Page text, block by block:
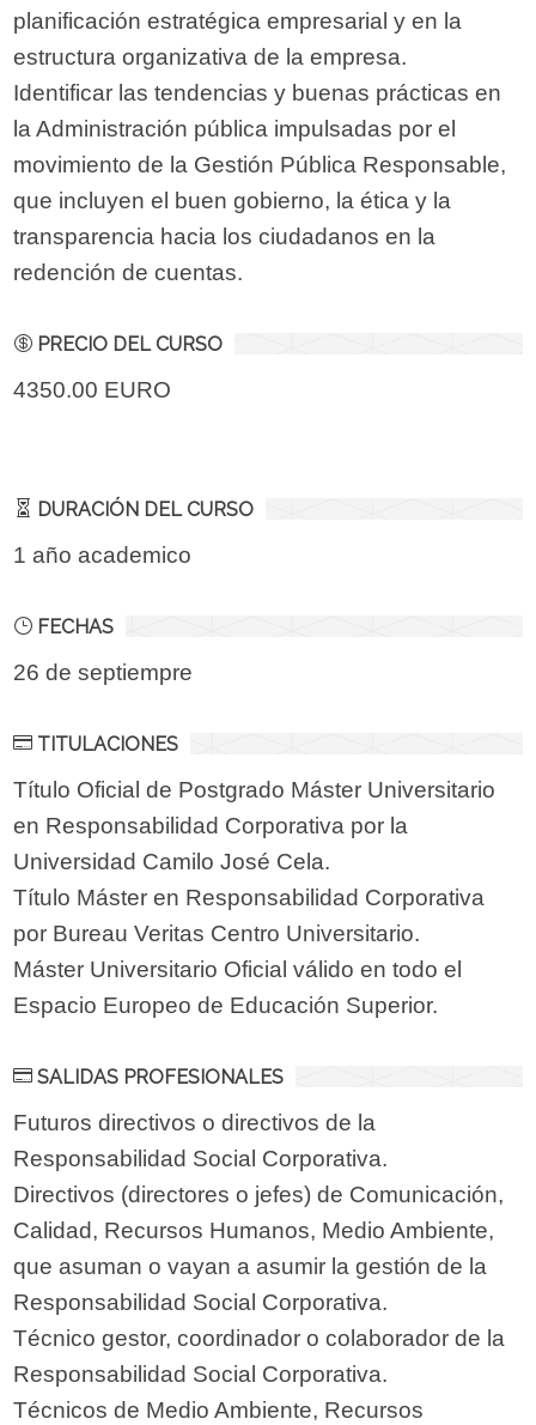
planificación estratégica empresarial y en la
estructura organizativa de la empresa.
Identificar las tendencias y buenas prácticas en
la Administración pública impulsadas por el
movimiento de la Gestión Pública Responsable,
que incluyen el buen gobierno, la ética y la
transparencia hacia los ciudadanos en la
redención de cuentas.
PRECIO DEL CURSO
4350.00 EURO
DURACIÓN DEL CURSO
1 año academico
FECHAS
26 de septiempre
TITULACIONES
Título Oficial de Postgrado Máster Universitario
en Responsabilidad Corporativa por la
Universidad Camilo José Cela.
Título Máster en Responsabilidad Corporativa
por Bureau Veritas Centro Universitario.
Máster Universitario Oficial válido en todo el
Espacio Europeo de Educación Superior.
SALIDAS PROFESIONALES
Futuros directivos o directivos de la
Responsabilidad Social Corporativa.
Directivos (directores o jefes) de Comunicación,
Calidad, Recursos Humanos, Medio Ambiente,
que asuman o vayan a asumir la gestión de la
Responsabilidad Social Corporativa.
Técnico gestor, coordinador o colaborador de la
Responsabilidad Social Corporativa.
Técnicos de Medio Ambiente, Recursos